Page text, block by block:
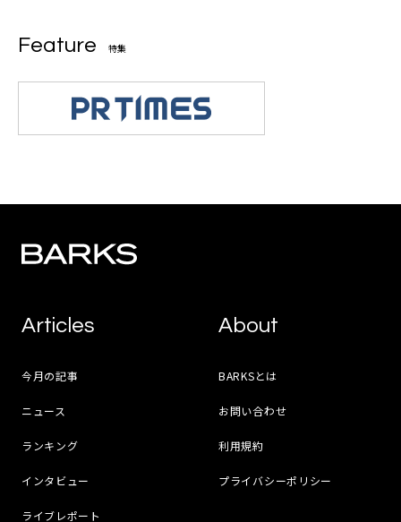
Feature 特集
Articles
今月の記事
ニュース
ランキング
インタビュー
ライブレポート
About
BARKSとは
お問い合わせ
利用規約
プライバシーポリシー